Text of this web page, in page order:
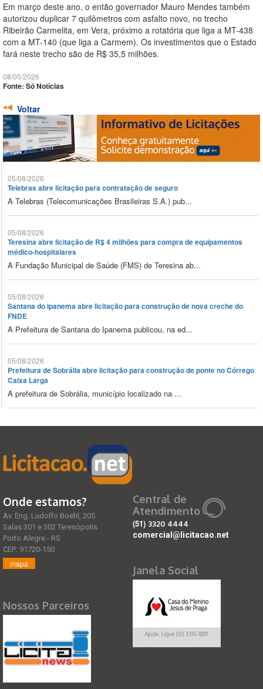
Em março deste ano, o então governador Mauro Mendes também
autorizou duplicar 7 quilômetros com asfalto novo, no trecho
Ribeirão Carmelita, em Vera, próximo a rotatória que liga a MT-438
com a MT-140 (que liga a Carmem). Os investimentos que o Estado
fará neste trecho são de R$ 35,5 milhões.
08/05/2026
Fonte: Só Notícias
Voltar
05/08/2026
Telebras abre licitação para contratação de seguro
A Telebras (Telecomunicações Brasileiras S.A.) pub...
05/08/2026
Teresina abre licitação de R$ 4 milhões para compra de equipamentos
médico-hospitalares
A Fundação Municipal de Saúde (FMS) de Teresina ab...
05/08/2026
Santana do Ipanema abre licitação para construção de nova creche do
FNDE
A Prefeitura de Santana do Ipanema publicou, na ed...
05/08/2026
Prefeitura de Sobrália abre licitação para construção de ponte no Córrego
Caixa Larga
A prefeitura de Sobrália, município localizado na ...
Onde estamos?
Av. Eng. Ludolfo Boehl, 205
Salas 301 e 302 Teresópolis
Porto Alegre - RS
CEP: 91720-150
mapa
Nossos Parceiros
Central de
Atendimento
(51) 3320 4444
comercial@licitacao.net
Janela Social